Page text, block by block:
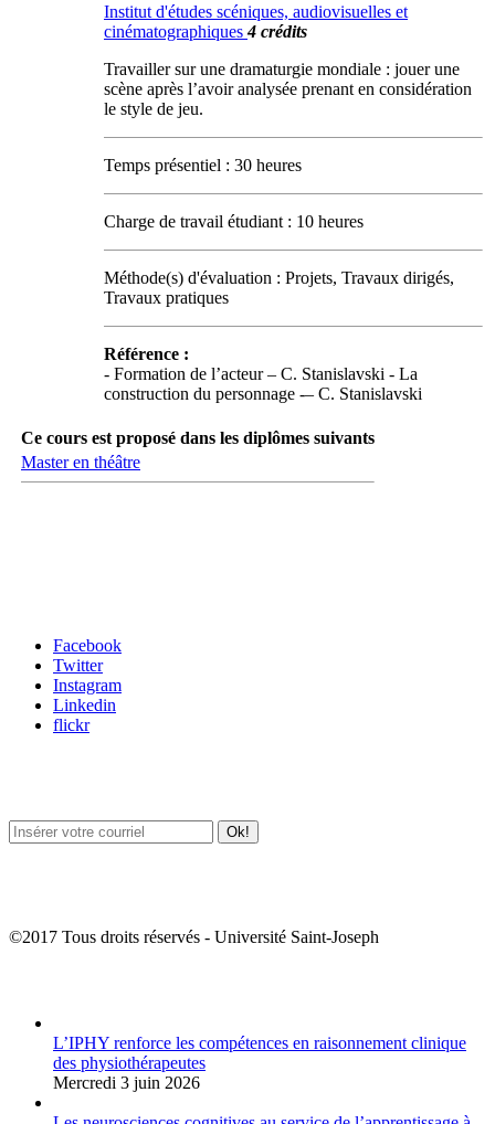
Institut d'études scéniques, audiovisuelles et
cinématographiques4 crédits
Travailler sur une dramaturgie mondiale : jouer une
scène après l’avoir analysée prenant en considération
le style de jeu.
Temps présentiel : 30 heures
Charge de travail étudiant : 10 heures
Méthode(s) d'évaluation : Projets, Travaux dirigés,
Travaux pratiques
Référence :
- Formation de l’acteur – C. Stanislavski - La
construction du personnage -– C. Stanislavski
Ce cours est proposé dans les diplômes suivants
Master en théâtre
Facebook
Twitter
Instagram
Linkedin
flickr
©2017 Tous droits réservés - Université Saint-Joseph
L’IPHY renforce les compétences en raisonnement clinique
des physiothérapeutes
Mercredi 3 juin 2026